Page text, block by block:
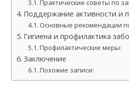
Практические советы по
Поддержание активности и
Основные рекомендации
Гигиена и профилактика
Профилактические меры:
Заключение
Похожие записи: